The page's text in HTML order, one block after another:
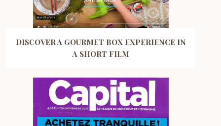
DISCOVER A GOURMET BOX EXPERIENCE IN
A SHORT FILM